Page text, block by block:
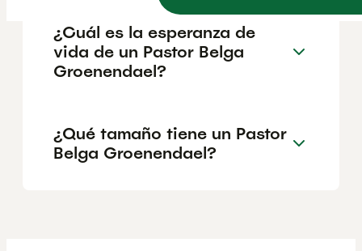
¿Cuál es la esperanza de
vida de un Pastor Belga
Groenendael?
¿Qué tamaño tiene un Pastor
Belga Groenendael?